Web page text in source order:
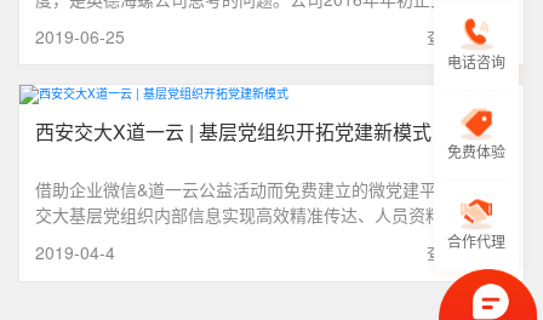
业微信&道一云，目前已有200多名员工利用企业微信作为移动
办公平台。利用企业微信搭建了企业人员架构，实时更新员工
查看更多...
2019-06-25
西安交大X道一云 | 基层党组织开拓党建新模式
借助企业微信&道一云公益活动而免费建立的微党建平台，西安
交大基层党组织内部信息实现高效精准传达、人员资料管理更
查看更多...
2019-04-4
电话咨询
免费体验
合作代理